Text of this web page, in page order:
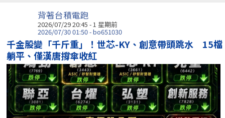
背著台積電跑
2026/07/29 20:45 - 1 星期前
2026/07/30 01:50 - bo651030
千金股變「千斤重」！世芯-KY、創意帶頭跳水 15檔
躺平、僅漢唐撐傘收紅